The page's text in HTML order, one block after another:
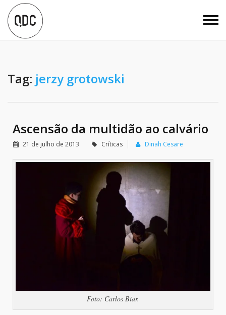
Tag: jerzy grotowski
Ascensão da multidão ao calvário
21 de julho de 2013 Críticas Dinah Cesare
Foto: Carlos Biar.